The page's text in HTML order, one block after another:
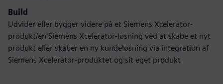
Build
Udvider eller bygger videre på et Siemens Xcelerator-
produkt/en Siemens Xcelerator-løsning ved at skabe et nyt
produkt eller skaber en ny kundeløsning via integration af
Siemens Xcelerator-produktet og sit eget produkt